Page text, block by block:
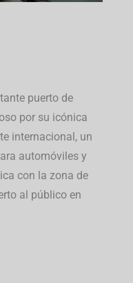
puerto de
por su icónica
internacional, un
automóviles y
con la zona de
al público en